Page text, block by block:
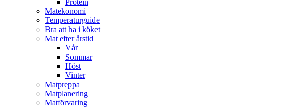
Protein
Matekonomi
Temperaturguide
Bra att ha i köket
Mat efter årstid
Vår
Sommar
Höst
Vinter
Matpreppa
Matplanering
Matförvaring